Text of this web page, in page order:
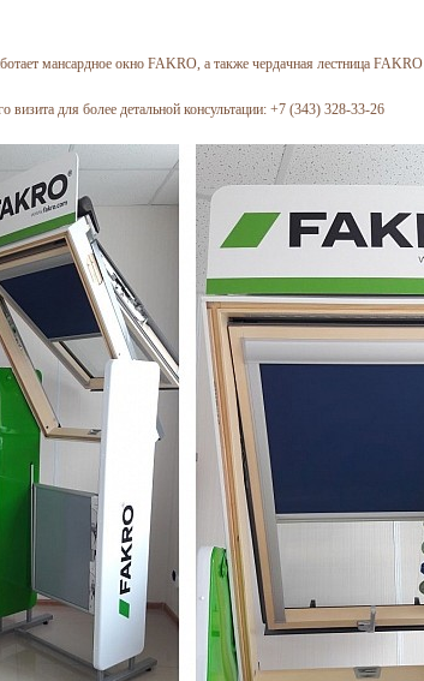
мансардное окно FAKRO, а также чердачная лестница FAKRO
визита для более детальной консультации: +7 (343) 328-33-26